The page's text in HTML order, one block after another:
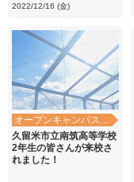
2022/12/16 (金)
オープンキャンパス・学校見学
久留米市立南筑高等学校
2年生の皆さんが来校さ
れました！